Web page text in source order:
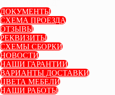
ДОКУМЕНТЫ
СХЕМА ПРОЕЗДА
ОТЗЫВЫ
РЕКВИЗИТЫ
СХЕМЫ СБОРКИ
НОВОСТИ
НАШИ ГАРАНТИИ
ВАРИАНТЫ ДОСТАВКИ
ЦВЕТА МЕБЕЛИ
НАШИ РАБОТЫ